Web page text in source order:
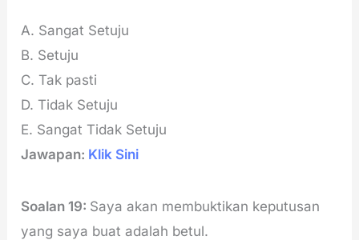
A. Sangat Setuju
B. Setuju
C. Tak pasti
D. Tidak Setuju
E. Sangat Tidak Setuju
Jawapan: Klik Sini
Soalan 19: Saya akan membuktikan keputusan
yang saya buat adalah betul.